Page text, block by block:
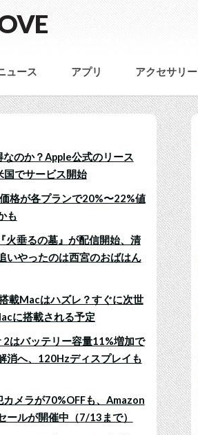
ュース アプリ アクセサリー
なのか？Apple公式のリース
でサービス開始
格が各プランで20%〜22%値
も
火垂るの墓』が配信開始、清
いやったのは西宮のおばはん
載Macはハズレ？すぐに次世
に搭載される予定
2はバッテリー容量11%増加で
消へ、120Hzディスプレイも
カメラが70%OFFも、Amazon
ールが開催中（7/13まで）